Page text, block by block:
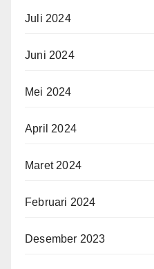
Juli 2024
Juni 2024
Mei 2024
April 2024
Maret 2024
Februari 2024
Desember 2023